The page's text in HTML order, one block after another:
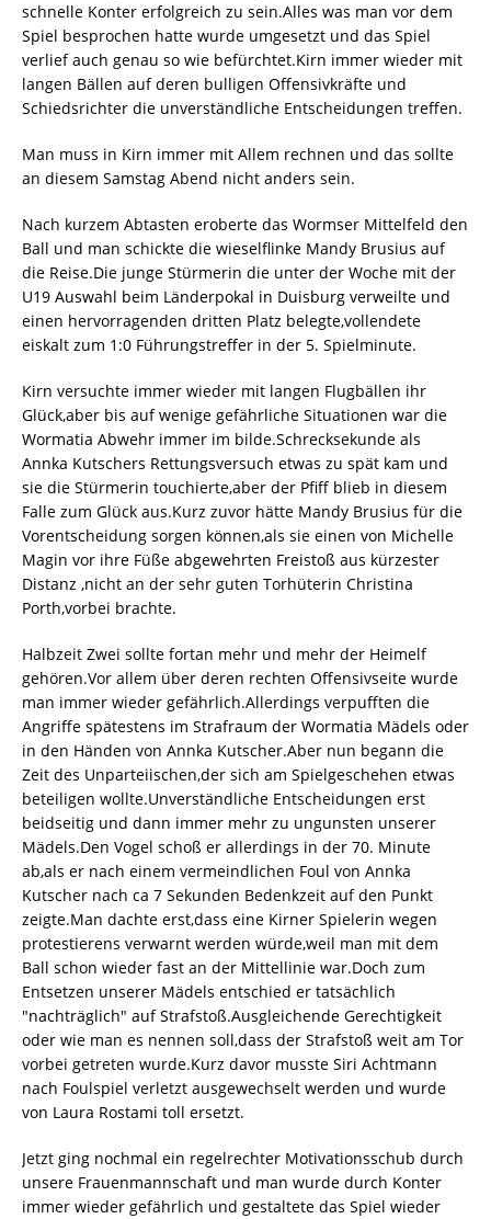
schnelle Konter erfolgreich zu sein.Alles was man vor dem
Spiel besprochen hatte wurde umgesetzt und das Spiel
verlief auch genau so wie befürchtet.Kirn immer wieder mit
langen Bällen auf deren bulligen Offensivkräfte und
Schiedsrichter die unverständliche Entscheidungen treffen.
Man muss in Kirn immer mit Allem rechnen und das sollte
an diesem Samstag Abend nicht anders sein.
Nach kurzem Abtasten eroberte das Wormser Mittelfeld den
Ball und man schickte die wieselflinke Mandy Brusius auf
die Reise.Die junge Stürmerin die unter der Woche mit der
U19 Auswahl beim Länderpokal in Duisburg verweilte und
einen hervorragenden dritten Platz belegte,vollendete
eiskalt zum 1:0 Führungstreffer in der 5. Spielminute.
Kirn versuchte immer wieder mit langen Flugbällen ihr
Glück,aber bis auf wenige gefährliche Situationen war die
Wormatia Abwehr immer im bilde.Schrecksekunde als
Annka Kutschers Rettungsversuch etwas zu spät kam und
sie die Stürmerin touchierte,aber der Pfiff blieb in diesem
Falle zum Glück aus.Kurz zuvor hätte Mandy Brusius für die
Vorentscheidung sorgen können,als sie einen von Michelle
Magin vor ihre Füße abgewehrten Freistoß aus kürzester
Distanz ,nicht an der sehr guten Torhüterin Christina
Porth,vorbei brachte.
Halbzeit Zwei sollte fortan mehr und mehr der Heimelf
gehören.Vor allem über deren rechten Offensivseite wurde
man immer wieder gefährlich.Allerdings verpufften die
Angriffe spätestens im Strafraum der Wormatia Mädels oder
in den Händen von Annka Kutscher.Aber nun begann die
Zeit des Unparteiischen,der sich am Spielgeschehen etwas
beteiligen wollte.Unverständliche Entscheidungen erst
beidseitig und dann immer mehr zu ungunsten unserer
Mädels.Den Vogel schoß er allerdings in der 70. Minute
ab,als er nach einem vermeindlichen Foul von Annka
Kutscher nach ca 7 Sekunden Bedenkzeit auf den Punkt
zeigte.Man dachte erst,dass eine Kirner Spielerin wegen
protestierens verwarnt werden würde,weil man mit dem
Ball schon wieder fast an der Mittellinie war.Doch zum
Entsetzen unserer Mädels entschied er tatsächlich
"nachträglich" auf Strafstoß.Ausgleichende Gerechtigkeit
oder wie man es nennen soll,dass der Strafstoß weit am Tor
vorbei getreten wurde.Kurz davor musste Siri Achtmann
nach Foulspiel verletzt ausgewechselt werden und wurde
von Laura Rostami toll ersetzt.
Jetzt ging nochmal ein regelrechter Motivationsschub durch
unsere Frauenmannschaft und man wurde durch Konter
immer wieder gefährlich und gestaltete das Spiel wieder